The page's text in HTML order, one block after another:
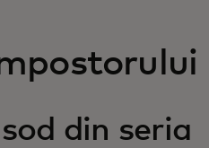
din seria